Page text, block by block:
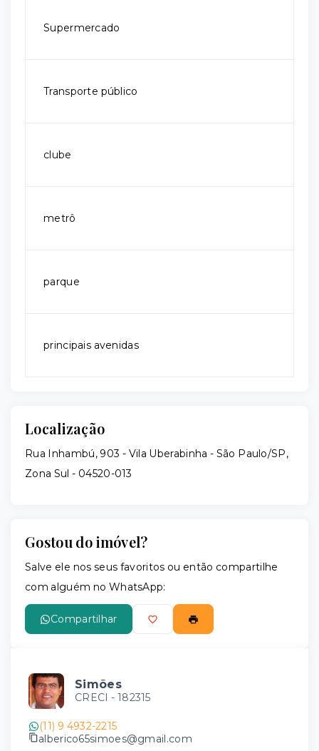
Supermercado
Transporte público
clube
metrô
parque
principais avenidas
Localização
Rua Inhambú, 903 - Vila Uberabinha - São Paulo/SP,
Zona Sul - 04520-013
Gostou do imóvel?
Salve ele nos seus favoritos ou então compartilhe
com alguém no WhatsApp:
Compartilhar
Simões
CRECI - 182315
(11) 9 4932-2215
alberico65simoes@gmail.com